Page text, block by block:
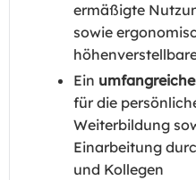
ermäßigte
sowie
Ein
für die
Weiterbildung
Einarbeitung
und Kollegen